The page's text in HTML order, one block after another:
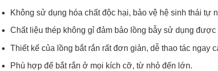
Không sử dụng hóa chất độc hại, bảo vệ hệ sinh thái tự
Chất liệu thép không gỉ đảm bảo lồng bẫy sử dụng
Thiết kế của lồng bắt rắn rất đơn giản, dễ thao tác ngay
Phù hợp để bắt rắn ở mọi kích cỡ, từ nhỏ đến lớn.